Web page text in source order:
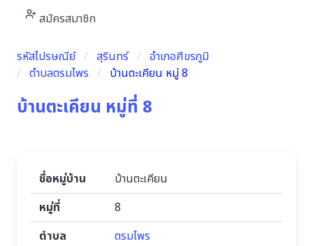
สมัครสมาชิก
รหัสไปรษณีย์ สุรินทร์
อำเภอศีขรภูมิ
ตำบลตรมไพร
บ้านตะเคียน หมู่ 8
บ้านตะเคียน หมู่ที่ 8
ชื่อหมู่บ้าน
บ้านตะเคียน
หมู่ที่
8
ตำบล
ตรมไพร